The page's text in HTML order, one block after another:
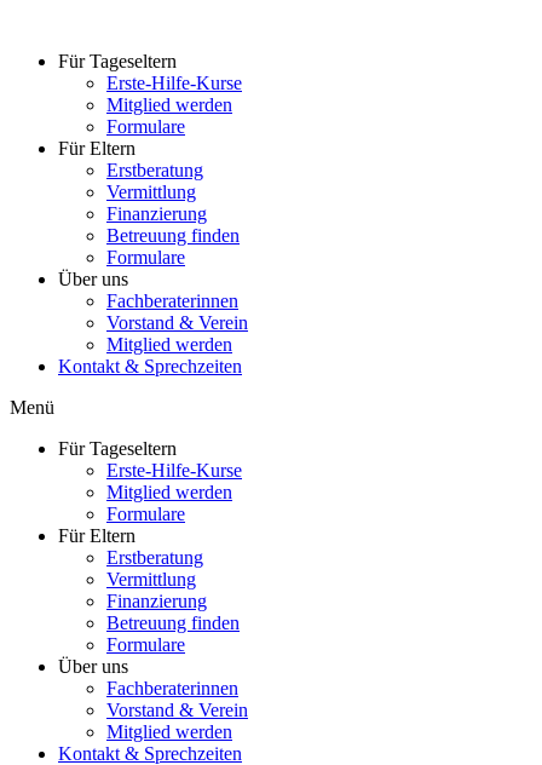
wechselnFür Tageseltern
Erste-Hilfe-Kurse
Mitglied werden
Formulare
Für Eltern
Erstberatung
Vermittlung
Finanzierung
Betreuung finden
Formulare
Über uns
Fachberaterinnen
Vorstand & Verein
Mitglied werden
Kontakt & Sprechzeiten
Menü
Für Tageseltern
Erste-Hilfe-Kurse
Mitglied werden
Formulare
Für Eltern
Erstberatung
Vermittlung
Finanzierung
Betreuung finden
Formulare
Über uns
Fachberaterinnen
Vorstand & Verein
Mitglied werden
Kontakt & Sprechzeiten